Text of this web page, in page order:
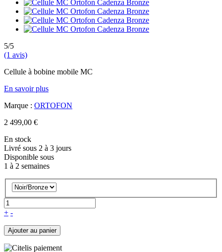
5/5
(1 avis)
Cellule à bobine mobile MC
En savoir plus
Marque : ORTOFON
2 499,00 €
En stock
Livré sous 2 à 3 jours
Disponible sous
1 à 2 semaines
+ -
Ajouter au panier